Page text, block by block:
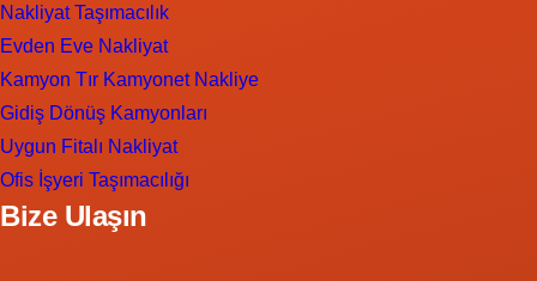
Nakliyat Taşımacılık
Evden Eve Nakliyat
Kamyon Tır Kamyonet Nakliye
Gidiş Dönüş Kamyonları
Uygun Fitalı Nakliyat
Ofis İşyeri Taşımacılığı
Bize Ulaşın